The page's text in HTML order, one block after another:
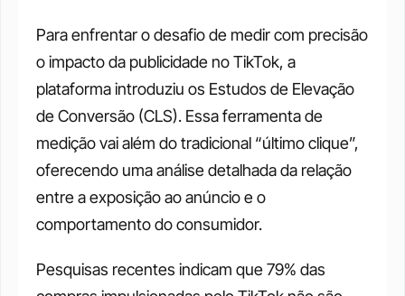
Para enfrentar o desafio de medir com precisão
o impacto da publicidade no TikTok, a
plataforma introduziu os Estudos de Elevação
de Conversão (CLS). Essa ferramenta de
medição vai além do tradicional “último clique”,
oferecendo uma análise detalhada da relação
entre a exposição ao anúncio e o
comportamento do consumidor.
Pesquisas recentes indicam que 79% das